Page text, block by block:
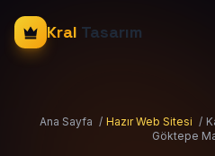
Kral Tasarım
Ana Sayfa / Hazır Web Sitesi /
Göktepe